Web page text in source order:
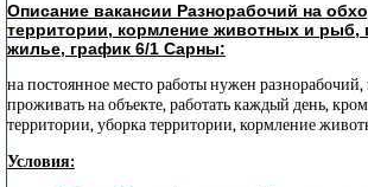
Описание вакансии Разнорабочий на
территории, кормление животных и рыб,
жилье, график 6/1 Сарны:
на постоянное место работы нужен разнорабочий,
проживать на объекте, работать каждый день,
территории, уборка территории, кормление
Условия: